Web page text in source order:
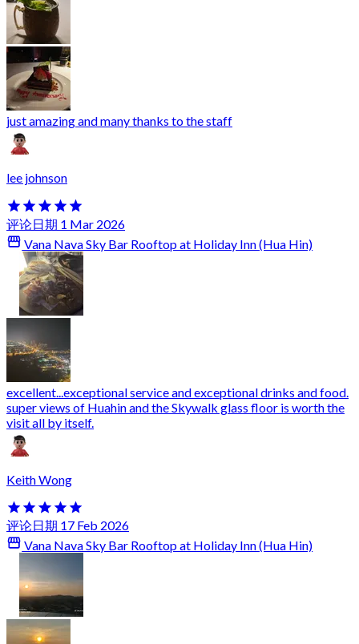
just amazing and many thanks to the staff
lee johnson
评论日期 1 Mar 2026
Vana Nava Sky Bar Rooftop at Holiday Inn (Hua Hin)
excellent...exceptional service and exceptional drinks and food.
super views of Huahin and the Skywalk glass floor is worth the
visit all by itself.
Keith Wong
评论日期 17 Feb 2026
Vana Nava Sky Bar Rooftop at Holiday Inn (Hua Hin)